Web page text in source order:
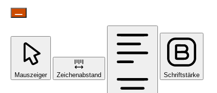
Mauszeiger Zeichenabstand Schriftstärke